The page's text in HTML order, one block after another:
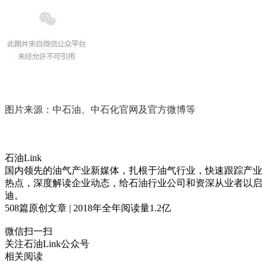
图片来源：中石油、中石化官网及官方微博等
石油Link
国内领先的油气产业新媒体，扎根于油气行业，快速跟踪产业
热点，深度解读企业动态，给石油行业公司和资深从业者以启
迪。
508篇原创文章 | 2018年全年阅读量1.2亿
微信扫一扫
关注石油Link公众号
相关阅读